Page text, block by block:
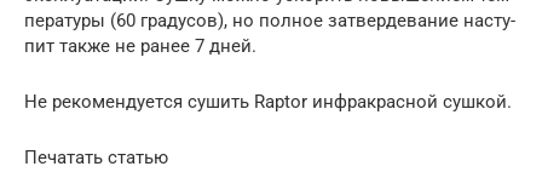
пе­ра­ту­ры (60 гра­ду­сов), но пол­ное затвер­де­ва­ние насту­
пит так­же не ранее 7 дней.
Не реко­мен­ду­ет­ся сушить Raptor инфра­крас­ной суш­кой.
Печа­тать ста­тью